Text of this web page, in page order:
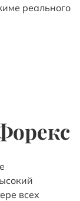
реального
всех